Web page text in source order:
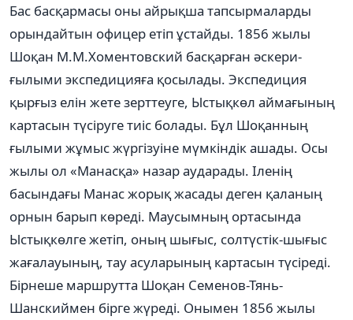
Бас басқармасы оны айрықша тапсырмаларды
орындайтын офицер етіп ұстайды. 1856 жылы
Шоқан М.М.Хоментовский басқарған әскери-
ғылыми экспедицияға қосылады. Экспедиция
қырғыз елін жете зерттеуге, Ыстықкөл аймағының
картасын түсіруге тиіс болады. Бұл Шоқанның
ғылыми жұмыс жүргізуіне мүмкіндік ашады. Осы
жылы ол «Манасқа» назар аударады. Іленің
басындағы Манас жорық жасады деген қаланың
орнын барып көреді. Маусымның ортасында
Ыстықкөлге жетіп, оның шығыс, солтүстік-шығыс
жағалауының, тау асуларының картасын түсіреді.
Бірнеше маршрутта Шоқан Семенов-Тянь-
Шанскиймен бірге жүреді. Онымен 1856 жылы